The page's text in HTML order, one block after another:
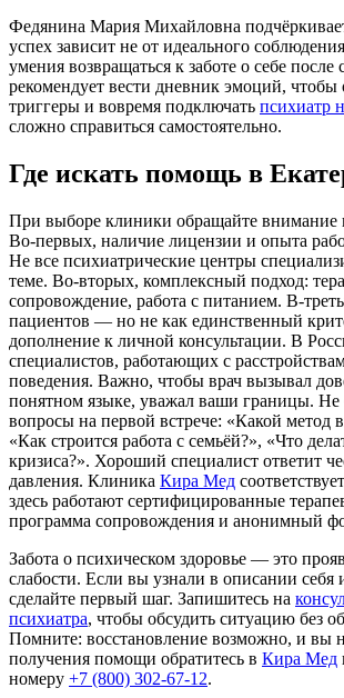
Федянина Мария Михайловна
успех зависит не от идеального
умения возвращаться к заботе о себе
рекомендует вести дневник эмоций, чтобы
триггеры и вовремя подключать психиатр
сложно справиться самостоятельно.
Где искать помощь в
При выборе клиники обращайте внимание
Во-первых, наличие лицензии и опыта
Не все психиатрические центры
теме. Во-вторых, комплексный подход:
сопровождение, работа с питанием. В-
пациентов — но не как единственный
дополнение к личной консультации. В
специалистов, работающих с
поведения. Важно, чтобы врач вызывал
понятном языке, уважал ваши границы. Не
вопросы на первой встрече: «Какой метод
«Как строится работа с семьёй?», «Что
кризиса?». Хороший специалист ответит
давления. Клиника Кира Мед
здесь работают сертифицированные
программа сопровождения и анонимный
Забота о психическом здоровье — это
слабости. Если вы узнали в описании
сделайте первый шаг. Запишитесь на
психиатра, чтобы обсудить ситуацию без
Помните: восстановление возможно, и вы
получения помощи обратитесь в Кира Мед
номеру +7 (800) 302-67-12.